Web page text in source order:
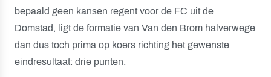
bepaald geen kansen regent voor de FC uit de
Domstad, ligt de formatie van Van den Brom halverwege
dan dus toch prima op koers richting het gewenste
eindresultaat: drie punten.